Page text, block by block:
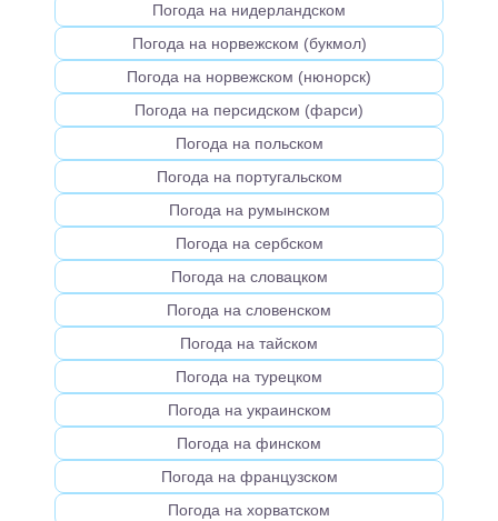
Погода на нидерландском
Погода на норвежском (букмол)
Погода на норвежском (нюнорск)
Погода на персидском (фарси)
Погода на польском
Погода на португальском
Погода на румынском
Погода на сербском
Погода на словацком
Погода на словенском
Погода на тайском
Погода на турецком
Погода на украинском
Погода на финском
Погода на французском
Погода на хорватском